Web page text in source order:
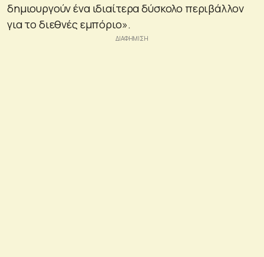
δημιουργούν ένα ιδιαίτερα δύσκολο περιβάλλον
για το διεθνές εμπόριο».